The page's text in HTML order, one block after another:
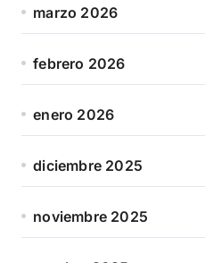
marzo 2026
febrero 2026
enero 2026
diciembre 2025
noviembre 2025